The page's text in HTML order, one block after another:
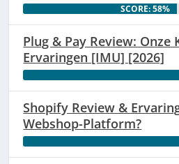
SCORE: 58%
Plug & Pay Review: Onze
Ervaringen [IMU] [2026]
Shopify Review &
Webshop-Platform?